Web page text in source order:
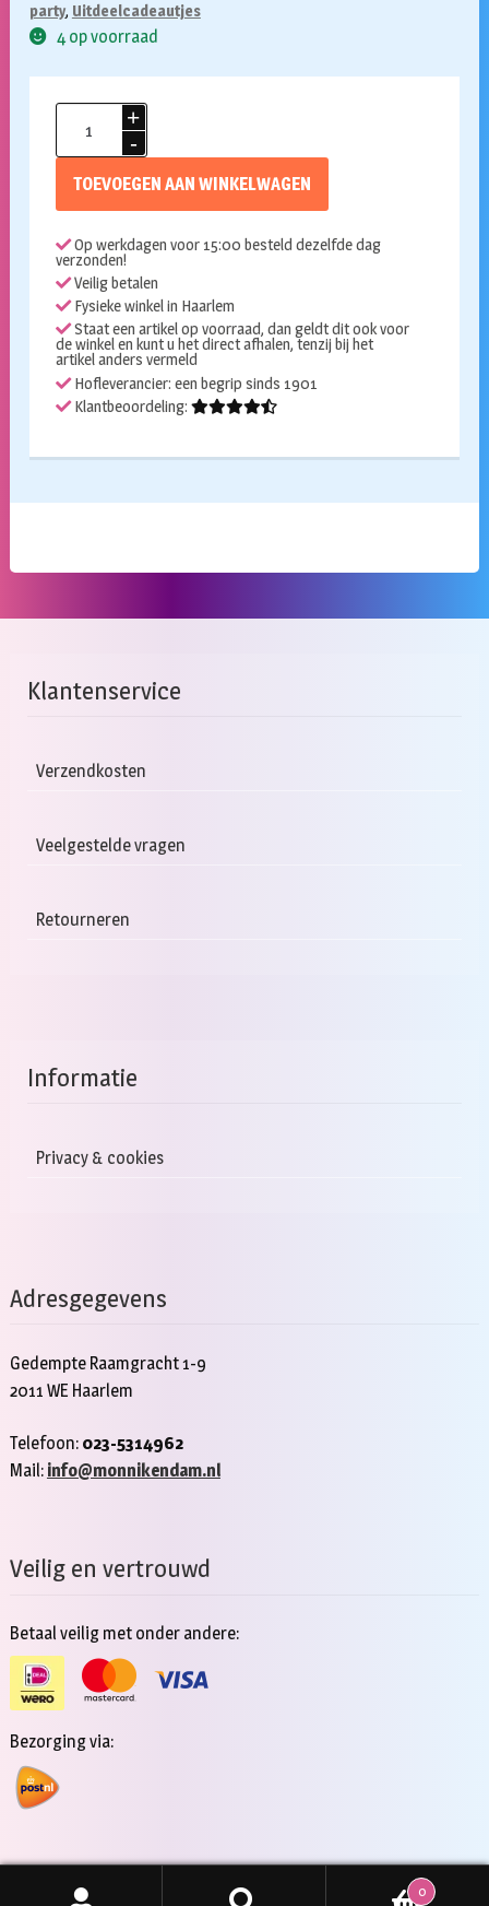
party, Uitdeelcadeautjes
4 op voorraad
satijn
25m
aantal
TOEVOEGEN AAN WINKELWAGEN
Op werkdagen voor 15:00 besteld dezelfde dag
verzonden!
Veilig betalen
Fysieke winkel in Haarlem
Staat een artikel op voorraad, dan geldt dit ook voor
de winkel en kunt u het direct afhalen, tenzij bij het
artikel anders vermeld
Hofleverancier: een begrip sinds 1901
Klantbeoordeling:
Klantenservice
Verzendkosten
Veelgestelde vragen
Retourneren
Informatie
Privacy & cookies
Adresgegevens
Gedempte Raamgracht 1-9
2011 WE Haarlem
Telefoon: 023-5314962
Mail: info@monnikendam.nl
Veilig en vertrouwd
Betaal veilig met onder andere:
Bezorging via:
0